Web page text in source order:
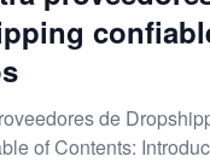
de
of Contents: